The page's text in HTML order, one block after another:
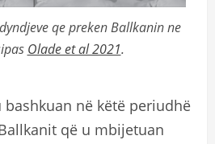
qe preken Ballkanin ne
Olade et al 2021.
në këtë periudhë
që u mbijetuan